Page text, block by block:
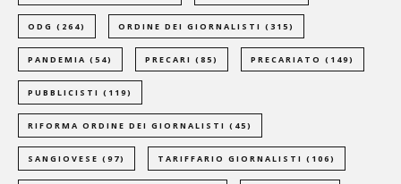
ODG (264) ORDINE DEI GIORNALISTI (315)
PANDEMIA (54) PRECARI (85) PRECARIATO (149)
PUBBLICISTI (119)
RIFORMA ORDINE DEI GIORNALISTI (45)
SANGIOVESE (97) TARIFFARIO GIORNALISTI (106)